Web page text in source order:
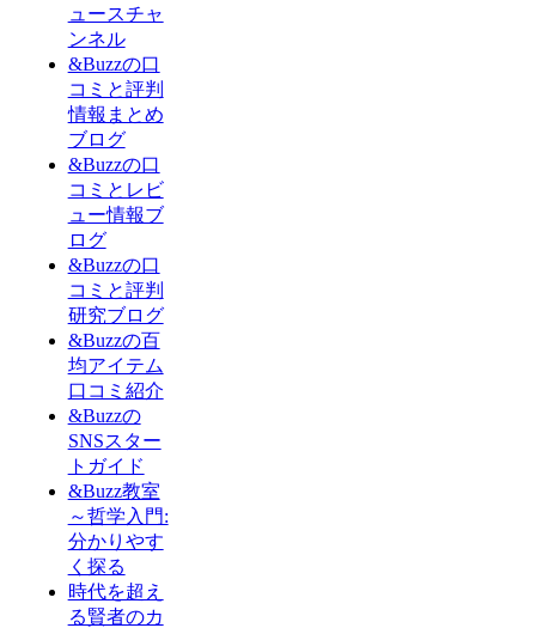
ュースチャ
ンネル
&Buzzの口
コミと評判
情報まとめ
ブログ
&Buzzの口
コミとレビ
ュー情報ブ
ログ
&Buzzの口
コミと評判
研究ブログ
&Buzzの百
均アイテム
口コミ紹介
&Buzzの
SNSスター
トガイド
&Buzz教室
～哲学入門:
分かりやす
く探る
時代を超え
る賢者のカ